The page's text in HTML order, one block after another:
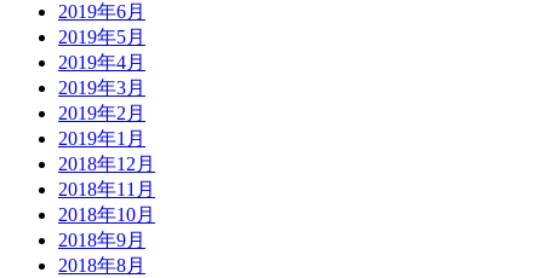
2019年6月
2019年5月
2019年4月
2019年3月
2019年2月
2019年1月
2018年12月
2018年11月
2018年10月
2018年9月
2018年8月